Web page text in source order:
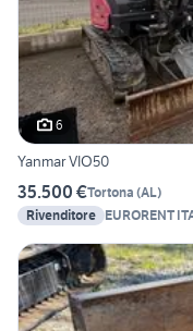
6
Yanmar VIO50
35.500 €Tortona (AL)
Rivenditore EURORENT